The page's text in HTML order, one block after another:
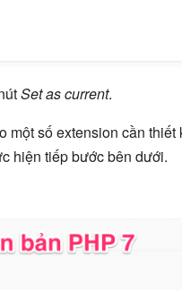
Set as current.
số extension cần
hiện tiếp bước bên dưới.